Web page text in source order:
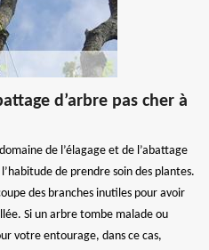
d’arbre pas cher à
de l’élagage et de l’abattage
de prendre soin des plantes.
des branches inutiles pour avoir
Si un arbre tombe malade ou
votre entourage, dans ce cas,